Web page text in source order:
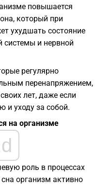
повышается
который при
ухудшать состояние
системы и нервной
регулярно
перенапряжением,
лет, даже если
и уходу за собой.
на организме
роль в процессах
организм активно